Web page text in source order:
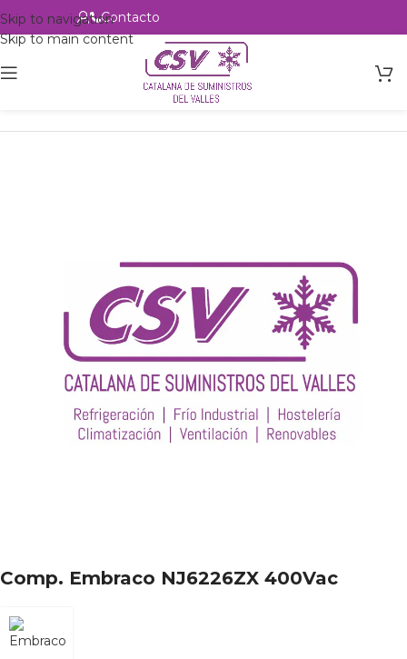
Skip to navigation
Skip to main content
Contacto
csvalles
Comp. Embraco NJ6226ZX 400Vac